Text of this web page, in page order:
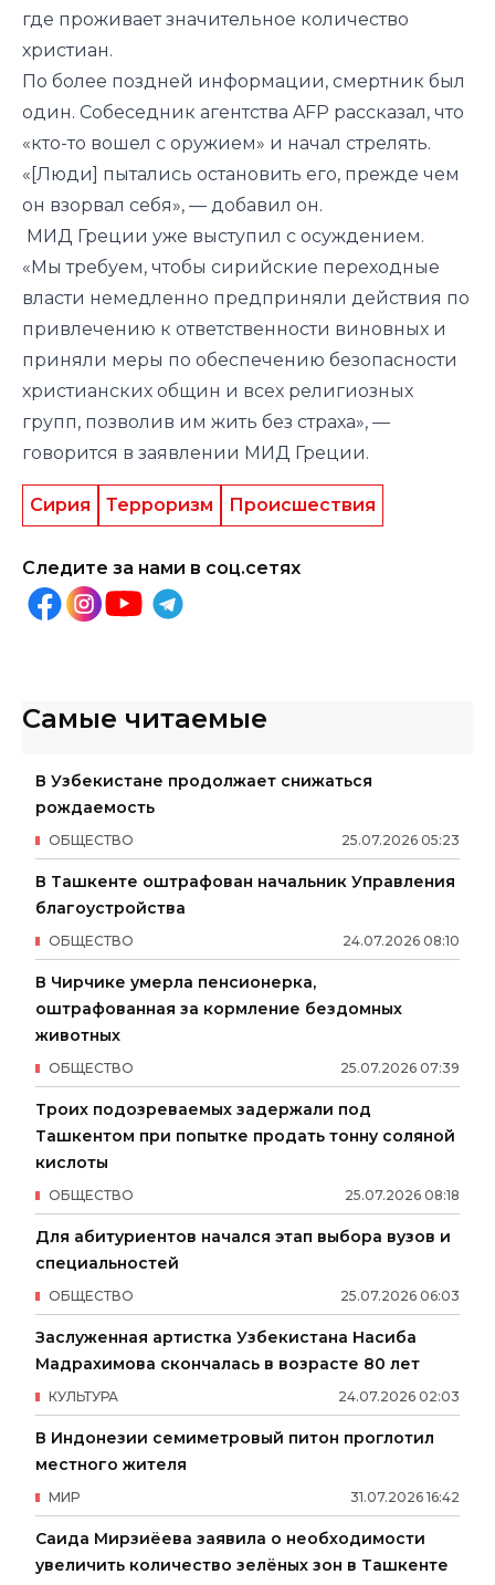
где проживает значительное количество
христиан.
По более поздней информации, смертник был
один. Собеседник агентства AFP рассказал, что
«кто-то вошел с оружием» и начал стрелять.
«[Люди] пытались остановить его, прежде чем
он взорвал себя», — добавил он.
МИД Греции уже выступил с осуждением.
«Мы требуем, чтобы сирийские переходные
власти немедленно предприняли действия по
привлечению к ответственности виновных и
приняли меры по обеспечению безопасности
христианских общин и всех религиозных
групп, позволив им жить без страха», —
говорится в заявлении МИД Греции.
Сирия Терроризм Происшествия
Следите за нами в соц.сетях
Самые читаемые
В Узбекистане продолжает снижаться
рождаемость
25.07.2026 05:23
ОБЩЕСТВО
В Ташкенте оштрафован начальник Управления
благоустройства
24.07.2026 08:10
ОБЩЕСТВО
В Чирчике умерла пенсионерка,
оштрафованная за кормление бездомных
животных
25.07.2026 07:39
ОБЩЕСТВО
Троих подозреваемых задержали под
Ташкентом при попытке продать тонну соляной
кислоты
25.07.2026 08:18
ОБЩЕСТВО
Для абитуриентов начался этап выбора вузов и
специальностей
25.07.2026 06:03
ОБЩЕСТВО
Заслуженная артистка Узбекистана Насиба
Мадрахимова скончалась в возрасте 80 лет
24.07.2026 02:03
КУЛЬТУРА
В Индонезии семиметровый питон проглотил
местного жителя
31.07.2026 16:42
МИР
Саида Мирзиёева заявила о необходимости
увеличить количество зелёных зон в Ташкенте